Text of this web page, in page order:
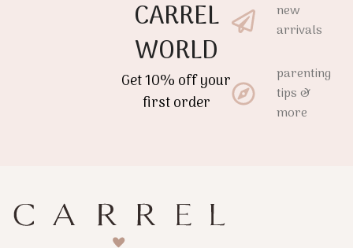
CARREL
WORLD
Get 10% off your
first order
new
arrivals
parenting
tips &
more